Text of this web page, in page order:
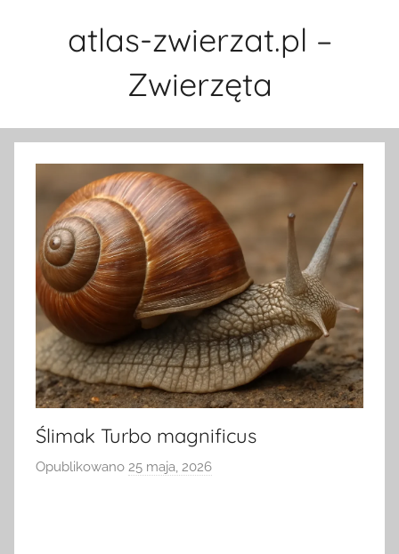
atlas-zwierzat.pl –
Zwierzęta
Ślimak Turbo magnificus
Opublikowano 25 maja, 2026